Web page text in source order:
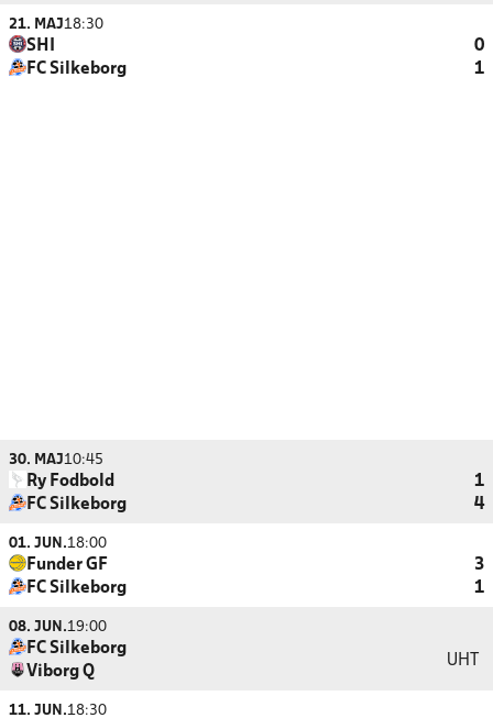
21. MAJ18:30
SHI
0
FC Silkeborg
1
30. MAJ10:45
Ry Fodbold
1
FC Silkeborg
4
01. JUN.18:00
Funder GF
3
FC Silkeborg
1
08. JUN.19:00
FC Silkeborg
Viborg Q
UHT
11. JUN.18:30